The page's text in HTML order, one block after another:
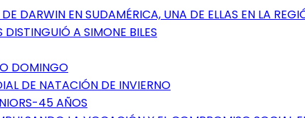
DARWIN EN SUDAMÉRICA, UNA DE ELLAS EN LA
DISTINGUIÓ A SIMONE BILES
DOMINGO
DE NATACIÓN DE INVIERNO
45 AÑOS